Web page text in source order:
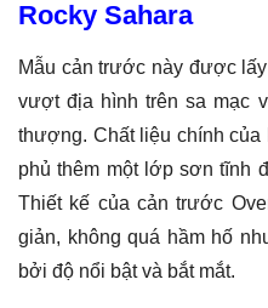
Rocky Sahara
Mẫu cản trước này được
vượt địa hình trên sa mạc
thượng. Chất liệu chính
phủ thêm một lớp sơn tĩnh
Thiết kế của cản trước
giản, không quá hầm hố
bởi độ nổi bật và bắt mắt.